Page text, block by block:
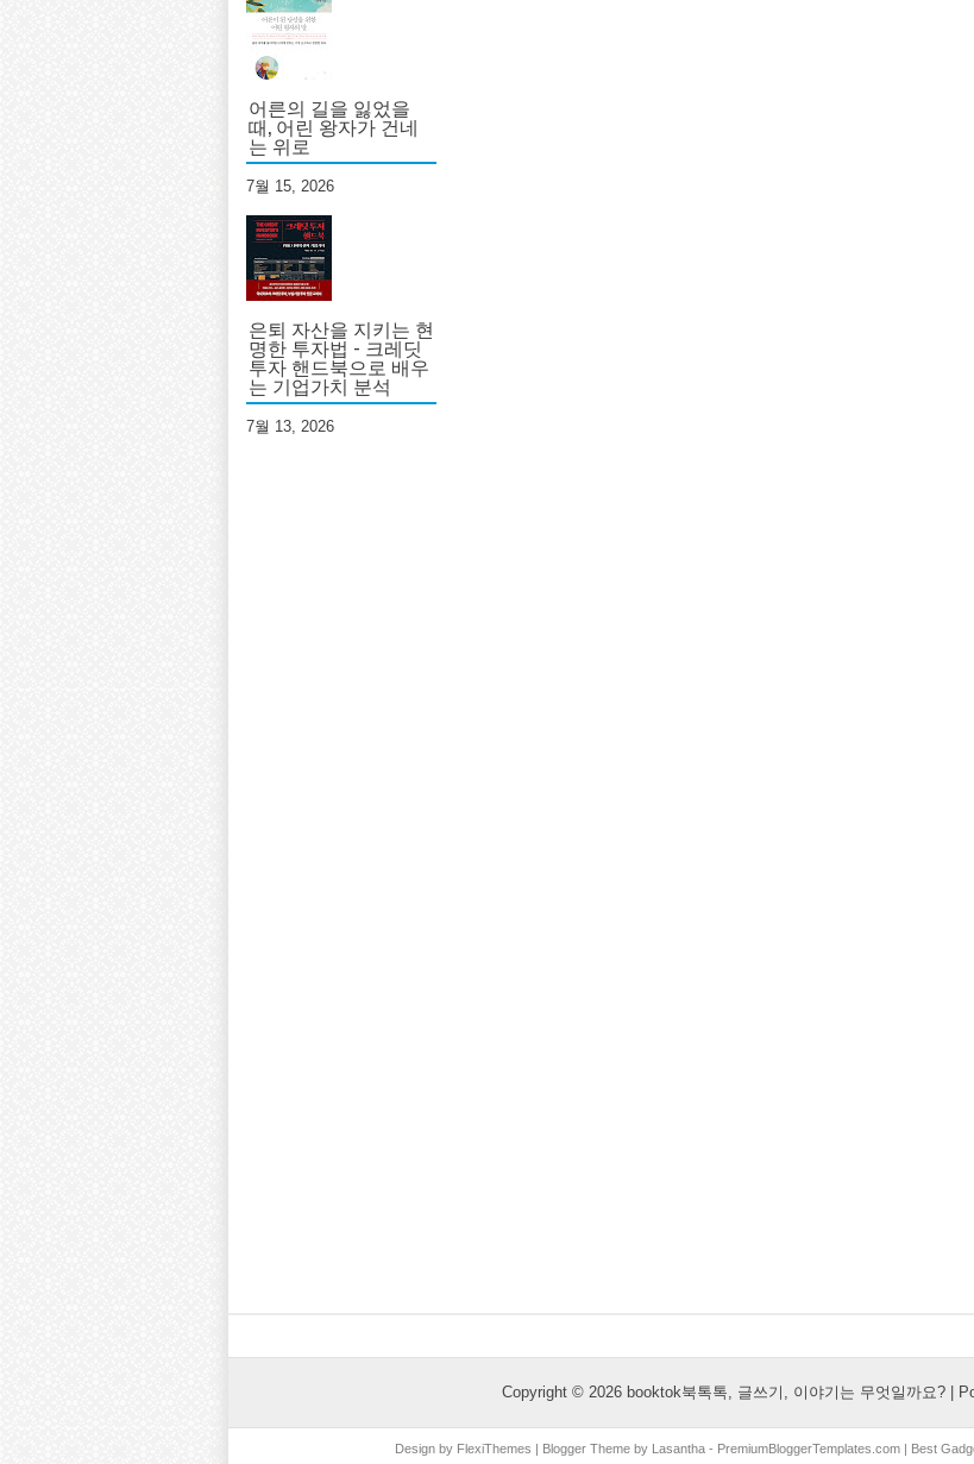
어른의 길을 잃었을
때, 어린 왕자가 건네
는 위로
7월 15, 2026
은퇴 자산을 지키는 현
명한 투자법 - 크레딧
투자 핸드북으로 배우
는 기업가치 분석
7월 13, 2026
Copyright © 2026 booktok북톡톡, 글쓰기, 이야기는 무엇일까요? |
Design by FlexiThemes | Blogger Theme by Lasantha- PremiumBloggerTemplates.com| Best